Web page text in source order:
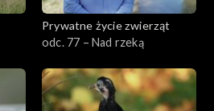
Prywatne życie zwierząt
odc. 77 – Nad rzeką